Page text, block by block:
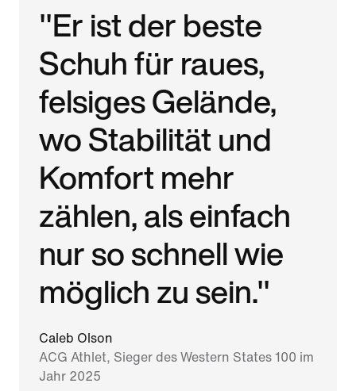
"Er ist der beste
Schuh für raues,
felsiges Gelände,
wo Stabilität und
Komfort mehr
zählen, als einfach
nur so schnell wie
möglich zu sein."
Caleb Olson
ACG Athlet, Sieger des Western States 100 im
Jahr 2025